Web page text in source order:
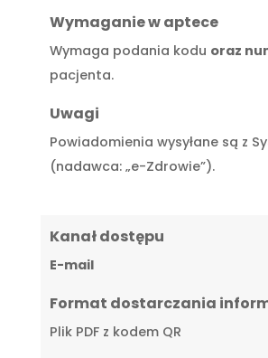
Wymaganie w aptece
Wymaga podania kodu oraz
pacjenta.
Uwagi
Powiadomienia wysyłane są z
(nadawca: „e-Zdrowie”).
Kanał dostępu
E-mail
Format dostarczania
Plik PDF z kodem QR